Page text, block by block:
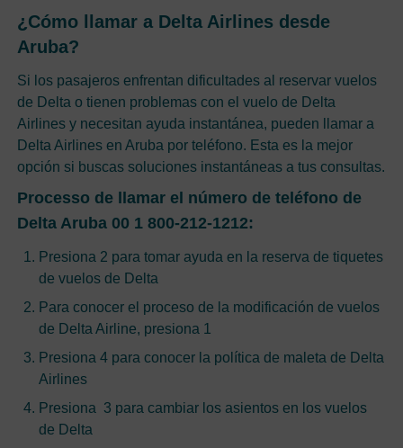
¿Cómo llamar a Delta Airlines desde
Aruba?
Si los pasajeros enfrentan dificultades al reservar vuelos
de Delta o tienen problemas con el vuelo de Delta
Airlines y necesitan ayuda instantánea, pueden llamar a
Delta Airlines en Aruba por teléfono. Esta es la mejor
opción si buscas soluciones instantáneas a tus consultas.
Processo de llamar el número de teléfono de
Delta Aruba 00 1 800-212-1212:
Presiona 2 para tomar ayuda en la reserva de tiquetes
de vuelos de Delta
Para conocer el proceso de la modificación de vuelos
de Delta Airline, presiona 1
Presiona 4 para conocer la política de maleta de Delta
Airlines
Presiona 3 para cambiar los asientos en los vuelos
de Delta